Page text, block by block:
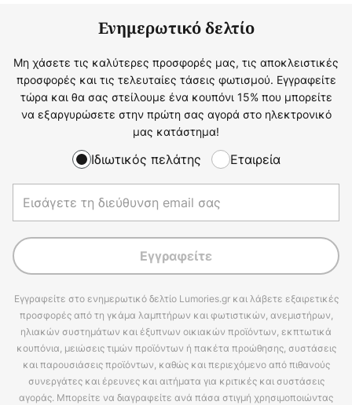
Ενημερωτικό δελτίο
Μη χάσετε τις καλύτερες προσφορές μας, τις αποκλειστικές
προσφορές και τις τελευταίες τάσεις φωτισμού. Εγγραφείτε
τώρα και θα σας στείλουμε ένα κουπόνι 15% που μπορείτε
να εξαργυρώσετε στην πρώτη σας αγορά στο ηλεκτρονικό
μας κατάστημα!
Ιδιωτικός πελάτης Εταιρεία
Εγγραφείτε
Εγγραφείτε στο ενημερωτικό δελτίο Lumories.gr και λάβετε εξαιρετικές
προσφορές από τη γκάμα λαμπτήρων και φωτιστικών, ανεμιστήρων,
ηλιακών συστημάτων και έξυπνων οικιακών προϊόντων, εκπτωτικά
κουπόνια, μειώσεις τιμών προϊόντων ή πακέτα προώθησης, συστάσεις
και παρουσιάσεις προϊόντων, καθώς και περιεχόμενο από πιθανούς
συνεργάτες και έρευνες και αιτήματα για κριτικές και συστάσεις
αγοράς. Μπορείτε να διαγραφείτε ανά πάσα στιγμή χρησιμοποιώντας